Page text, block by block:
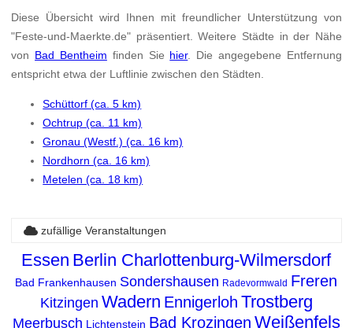
Diese Übersicht wird Ihnen mit freundlicher Unterstützung von
"Feste-und-Maerkte.de" präsentiert. Weitere Städte in der Nähe
von Bad Bentheim finden Sie hier. Die angegebene Entfernung
entspricht etwa der Luftlinie zwischen den Städten.
Schüttorf (ca. 5 km)
Ochtrup (ca. 11 km)
Gronau (Westf.) (ca. 16 km)
Nordhorn (ca. 16 km)
Metelen (ca. 18 km)
zufällige Veranstaltungen
Essen Berlin Charlottenburg-Wilmersdorf
Bad Frankenhausen Sondershausen Radevormwald Freren
Kitzingen Wadern Ennigerloh Trostberg
Meerbusch Lichtenstein Bad Krozingen Weißenfels